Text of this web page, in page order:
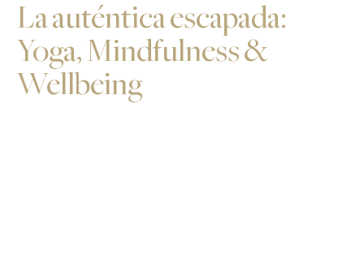
La auténtica escapada:
Yoga, Mindfulness &
Wellbeing